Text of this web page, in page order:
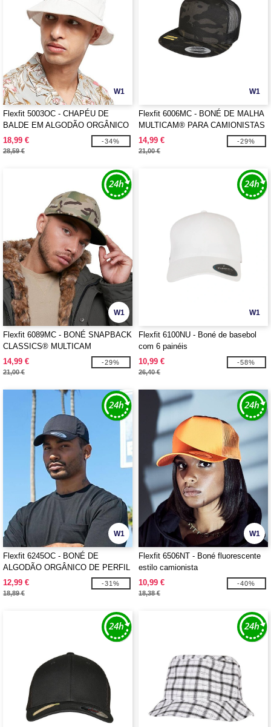
W1
Flexfit 5003OC - CHAPÉU DE
BALDE EM ALGODÃO ORGÂNICO
18,99 €
28,59 €
-34%
W1
Flexfit 6006MC - BONÉ DE MALHA
MULTICAM® PARA CAMIONISTAS
14,99 €
21,00 €
-29%
W1
Flexfit 6089MC - BONÉ SNAPBACK
CLASSICS® MULTICAM
14,99 €
21,00 €
-29%
W1
Flexfit 6100NU - Boné de basebol
com 6 painéis
10,99 €
26,40 €
-58%
W1
Flexfit 6245OC - BONÉ DE
ALGODÃO ORGÂNICO DE PERFIL
BAIXO
12,99 €
18,89 €
-31%
W1
Flexfit 6506NT - Boné fluorescente
estilo camionista
10,99 €
18,38 €
-40%